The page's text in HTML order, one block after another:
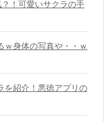
！可愛いサクラの手
ｗ身体の写真や・・ｗ
を紹介！悪徳アプリの